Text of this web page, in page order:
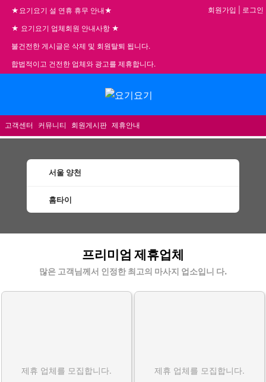
★요기요기 설 연휴 휴무 안내★
★ 요기요기 업체회원 안내사항 ★
불건전한 게시글은 삭제 및 회원탈퇴 됩니다.
합법적이고 건전한 업체와 광고를 제휴합니다.
회원가입 로그인
고객센터 커뮤니티 회원게시판 제휴안내
서울 양천
홈타이
프리미엄 제휴업체
많은 고객님께서 인정한 최고의 마사지 업소입니 다.
제휴 업체를 모집합니다. 제휴 업체를 모집합니다.